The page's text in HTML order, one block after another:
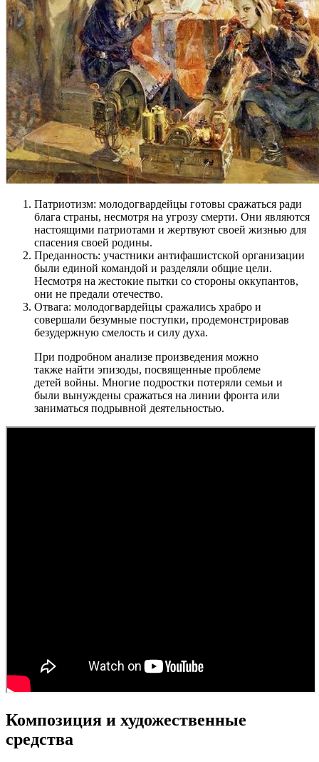
Патриотизм: молодогвардейцы готовы сражаться ради
блага страны, несмотря на угрозу смерти. Они являются
настоящими патриотами и жертвуют своей жизнью для
спасения своей родины.
Преданность: участники антифашистской организации
были единой командой и разделяли общие цели.
Несмотря на жестокие пытки со стороны оккупантов,
они не предали отечество.
Отвага: молодогвардейцы сражались храбро и
совершали безумные поступки, продемонстрировав
безудержную смелость и силу духа.
При подробном анализе произведения можно
также найти эпизоды, посвященные проблеме
детей войны. Многие подростки потеряли семьи и
были вынуждены сражаться на линии фронта или
заниматься подрывной деятельностью.
Композиция и художественные
средства